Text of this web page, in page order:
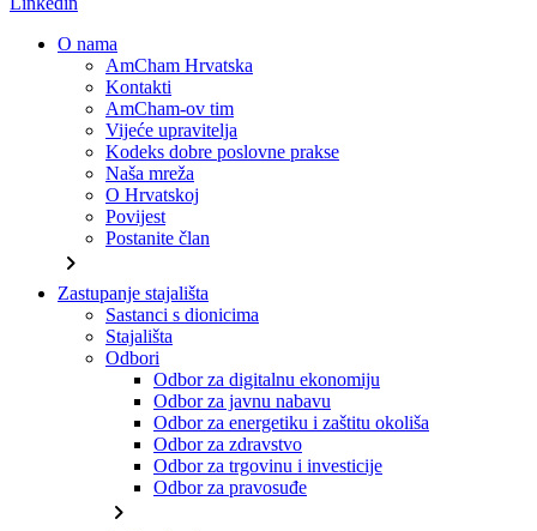
O nama
AmCham Hrvatska
Kontakti
AmCham-ov tim
Vijeće upravitelja
Kodeks dobre poslovne prakse
Naša mreža
O Hrvatskoj
Povijest
Postanite član
chevron_right
Zastupanje stajališta
Sastanci s dionicima
Stajališta
Odbori
Odbor za digitalnu ekonomiju
Odbor za javnu nabavu
Odbor za energetiku i zaštitu okoliša
Odbor za zdravstvo
Odbor za trgovinu i investicije
Odbor za pravosuđe
chevron_right